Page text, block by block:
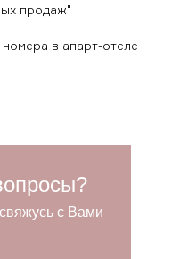
продаж"
в апарт-отеле
с Вами